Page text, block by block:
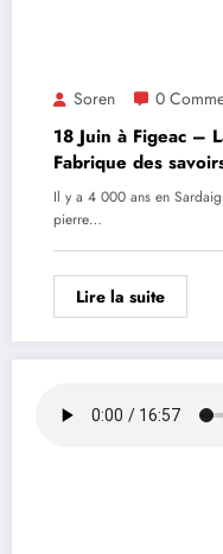
Soren 0
18 Juin à Figeac –
Fabrique des
Il y a 4 000 ans en
pierre…
Lire la suite